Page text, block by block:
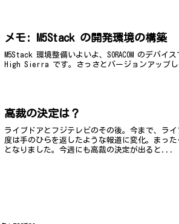
メモ: M5Stack の開発環境の構築
M5Stack 環境整備いよいよ、SORACOM のデバイ
High Sierra です。さっさとバージョンアップ
高裁の決定は？
ライブドアとフジテレビのその後。今まで、ラ
度は手のひらを返したような報道に変化。まっ
となりました。今週にも高裁の決定が出ると...